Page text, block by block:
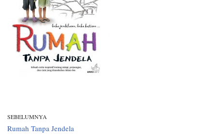
SEBELUMNYA
Rumah Tanpa Jendela